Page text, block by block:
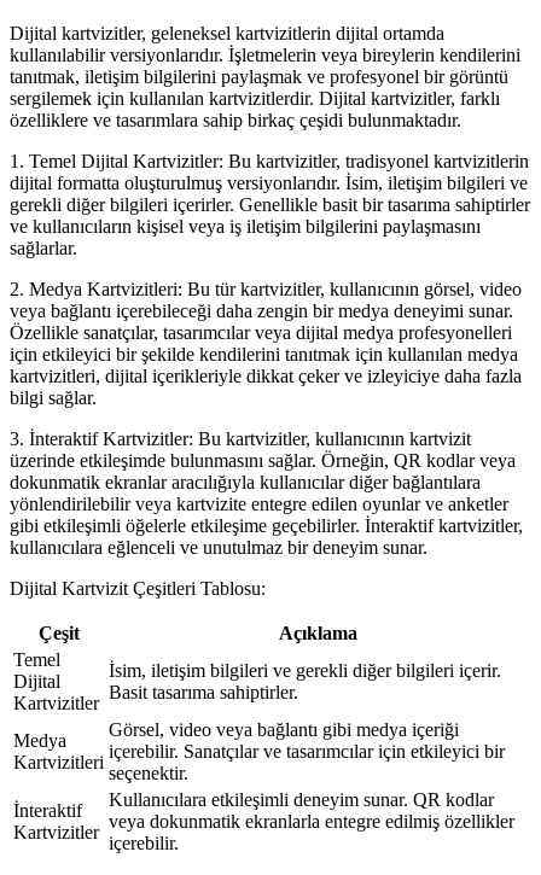
Dijital kartvizitler, geleneksel kartvizitlerin dijital ortamda
kullanılabilir versiyonlarıdır. İşletmelerin veya bireylerin kendilerini
tanıtmak, iletişim bilgilerini paylaşmak ve profesyonel bir görüntü
sergilemek için kullanılan kartvizitlerdir. Dijital kartvizitler, farklı
özelliklere ve tasarımlara sahip birkaç çeşidi bulunmaktadır.
1. Temel Dijital Kartvizitler: Bu kartvizitler, tradisyonel kartvizitlerin
dijital formatta oluşturulmuş versiyonlarıdır. İsim, iletişim bilgileri ve
gerekli diğer bilgileri içerirler. Genellikle basit bir tasarıma sahiptirler
ve kullanıcıların kişisel veya iş iletişim bilgilerini paylaşmasını
sağlarlar.
2. Medya Kartvizitleri: Bu tür kartvizitler, kullanıcının görsel, video
veya bağlantı içerebileceği daha zengin bir medya deneyimi sunar.
Özellikle sanatçılar, tasarımcılar veya dijital medya profesyonelleri
için etkileyici bir şekilde kendilerini tanıtmak için kullanılan medya
kartvizitleri, dijital içerikleriyle dikkat çeker ve izleyiciye daha fazla
bilgi sağlar.
3. İnteraktif Kartvizitler: Bu kartvizitler, kullanıcının kartvizit
üzerinde etkileşimde bulunmasını sağlar. Örneğin, QR kodlar veya
dokunmatik ekranlar aracılığıyla kullanıcılar diğer bağlantılara
yönlendirilebilir veya kartvizite entegre edilen oyunlar ve anketler
gibi etkileşimli öğelerle etkileşime geçebilirler. İnteraktif kartvizitler,
kullanıcılara eğlenceli ve unutulmaz bir deneyim sunar.
Dijital Kartvizit Çeşitleri Tablosu:
Çeşit
Açıklama
Temel
Dijital
Kartvizitler
İsim, iletişim bilgileri ve gerekli diğer bilgileri içerir.
Basit tasarıma sahiptirler.
Medya
Kartvizitleri
Görsel, video veya bağlantı gibi medya içeriği
içerebilir. Sanatçılar ve tasarımcılar için etkileyici bir
seçenektir.
İnteraktif
Kartvizitler
Kullanıcılara etkileşimli deneyim sunar. QR kodlar
veya dokunmatik ekranlarla entegre edilmiş özellikler
içerebilir.